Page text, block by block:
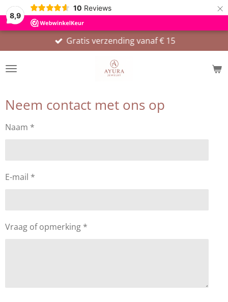
8,9
10 Reviews ×
Gratis verzending vanaf € 15
Neem contact met ons op
Naam *
E-mail *
Vraag of opmerking *